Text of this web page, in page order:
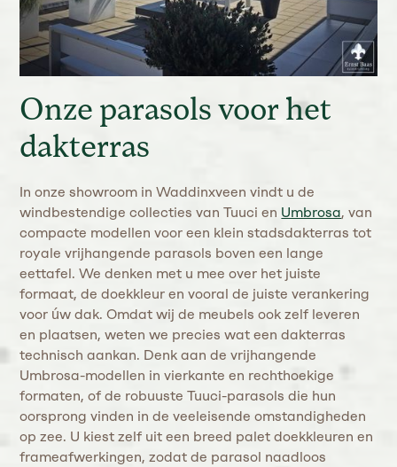
Onze parasols voor het
dakterras
In onze showroom in Waddinxveen vindt u de
windbestendige collecties van Tuuci en Umbrosa, van
compacte modellen voor een klein stadsdakterras tot
royale vrijhangende parasols boven een lange
eettafel. We denken met u mee over het juiste
formaat, de doekkleur en vooral de juiste verankering
voor úw dak. Omdat wij de meubels ook zelf leveren
en plaatsen, weten we precies wat een dakterras
technisch aankan. Denk aan de vrijhangende
Umbrosa-modellen in vierkante en rechthoekige
formaten, of de robuuste Tuuci-parasols die hun
oorsprong vinden in de veeleisende omstandigheden
op zee. U kiest zelf uit een breed palet doekkleuren en
frameafwerkingen, zodat de parasol naadloos